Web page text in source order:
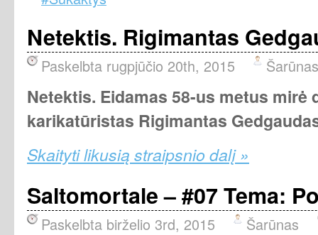
Netektis. Rigimantas
Paskelbta rugpjūčio 20th, 2015 Šarūnas
Netektis. Eidamas 58-us metus mirė
karikatūristas Rigimantas
Skaityti likusią straipsnio dalį »
Saltomortale – #07 Tema:
Paskelbta birželio 3rd, 2015 Šarūnas